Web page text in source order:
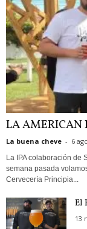
LA AMERICAN
La buena cheve - 6
La IPA colaboración de
semana pasada
Cervecería Principia...
El
13